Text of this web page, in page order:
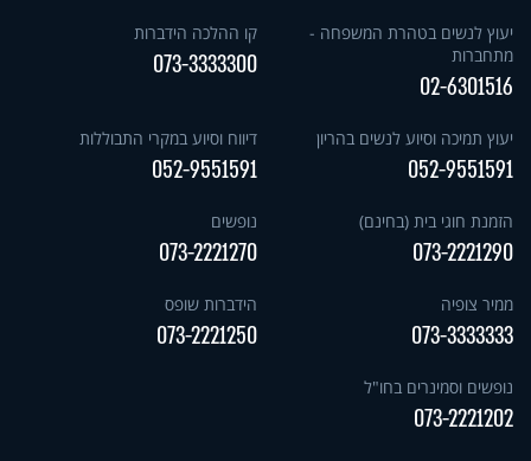
יעוץ לנשים בטהרת המשפחה -
מתחברות
02-6301516
קו ההלכה הידברות
073-3333300
יעוץ תמיכה וסיוע לנשים בהריון
052-9551591
דיווח וסיוע במקרי התבוללות
052-9551591
הזמנת חוגי בית (בחינם)
073-2221290
נופשים
073-2221270
ממיר צופיה
073-3333333
הידברות שופס
073-2221250
נופשים וסמינרים בחו"ל
073-2221202